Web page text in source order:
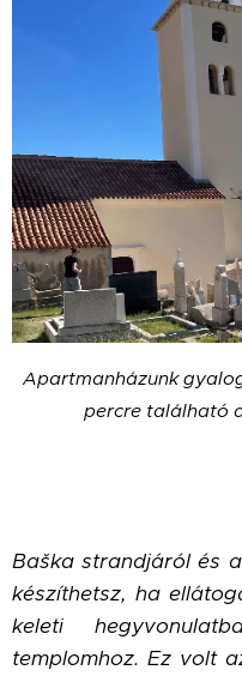
Apartmanházunk
percre található
Baška strandjáról és
készíthetsz, ha
keleti
templomhoz. Ez volt